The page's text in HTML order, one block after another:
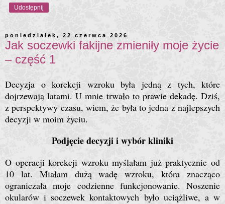
Udostępnij
poniedziałek, 22 czerwca 2026
Jak soczewki fakijne zmieniły moje życie
– część 1
Decyzja o korekcji wzroku była jedną z tych, które
dojrzewają latami. U mnie trwało to prawie dekadę. Dziś,
z perspektywy czasu, wiem, że była to jedna z najlepszych
decyzji w moim życiu.
Podjęcie decyzji i wybór kliniki
O operacji korekcji wzroku myślałam już praktycznie od
10 lat. Miałam dużą wadę wzroku, która znacząco
ograniczała moje codzienne funkcjonowanie. Noszenie
okularów i soczewek kontaktowych było uciążliwe, a w